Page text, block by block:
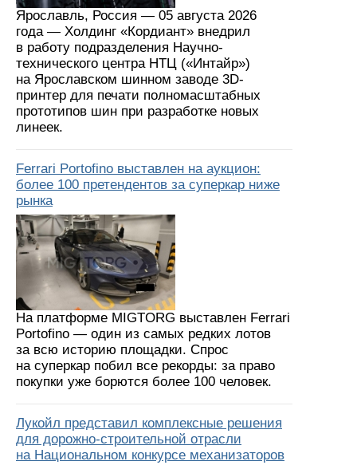
Ярославль, Россия — 05 августа 2026
года — Холдинг «Кордиант» внедрил
в работу подразделения Научно-
технического центра НТЦ («Интайр»)
на Ярославском шинном заводе 3D-
принтер для печати полномасштабных
прототипов шин при разработке новых
линеек.
Ferrari Portofino выставлен на аукцион:
более 100 претендентов за суперкар ниже
рынка
На платформе MIGTORG выставлен Ferrari
Portofino — один из самых редких лотов
за всю историю площадки. Спрос
на суперкар побил все рекорды: за право
покупки уже борются более 100 человек.
Лукойл представил комплексные решения
для дорожно-строительной отрасли
на Национальном конкурсе механизаторов